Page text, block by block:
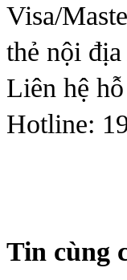
Visa/
thẻ nội
Liên hệ
Hotline:
Tin cùng